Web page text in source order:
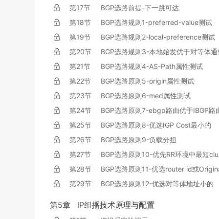
第17节
BGP选路前提-下一跳可达
第18节
BGP选路规则1-preferred-value测试
第19节
BGP选路规则2-local-preference测试
第20节
BGP选路规则3-本地始发优于对等体通
第21节
BGP选路规则4-AS-Path属性测试
第22节
BGP选路原则5-origin属性测试
第23节
BGP选路原则6-med属性测试
第24节
BGP选路原则7-ebgp路由优于IBGP路
第25节
BGP选路原则8-优选IGP Cost最小的
第26节
BGP选路原则9-负载分担
第27节
BGP选路原则10-优先RR环境中最短
第28节
BGP选路原则11-优选router id或
第29节
BGP选路原则12-优选对等体地址小的
第5章 IP组播技术原理与配置